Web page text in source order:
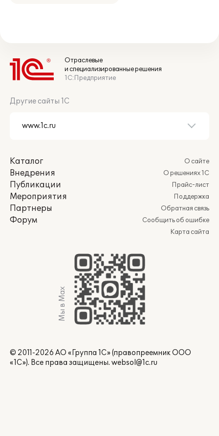
Отраслевые
и специализированные решения
1С:Предприятие
Другие сайты 1С
Каталог
Внедрения
Публикации
Мероприятия
Партнеры
Форум
О сайте
О решениях 1С
Прайс-лист
Поддержка
Обратная связь
Сообщить об ошибке
Карта сайта
Мы в Max
© 2011-2026 АО «Группа 1С» (правопреемник ООО
«1С»). Все права защищены. websol@1c.ru